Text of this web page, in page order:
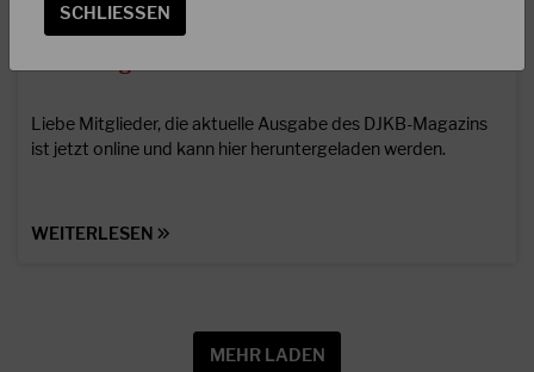
24.02.2025
Liebe Mitglieder, die aktuelle Ausgabe des DJKB-Magazins
ist jetzt online und kann hier heruntergeladen werden.
WEITERLESEN
MEHR LADEN
SCHLIESSEN